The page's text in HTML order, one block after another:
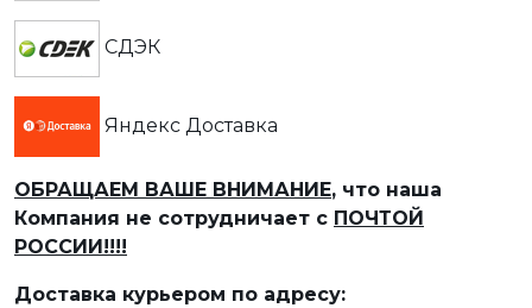
СДЭК
Яндекс Доставка
ОБРАЩАЕМ ВАШЕ ВНИМАНИЕ, что наша
Компания не сотрудничает с ПОЧТОЙ
РОССИИ!!!!
Доставка курьером по адресу: